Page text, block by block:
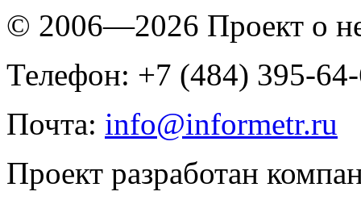
© 2006—2026 Проект о
Телефон: +7 (484) 395-
Почта: info@informetr.ru
Проект разработан